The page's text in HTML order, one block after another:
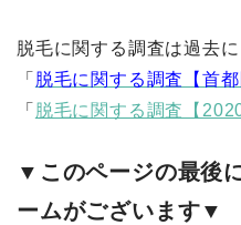
脱毛に関する調査は過去
「 脱毛に関する調査【首
「 脱毛に関する調査【
▼このページの最後
ームがございます▼